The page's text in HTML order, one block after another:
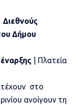
Διεθνούς
Δήμου
| Πλατεία
στο
ανοίγουν τη